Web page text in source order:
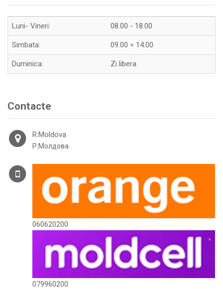
Luni- Vineri: 08.00 - 18.00
Simbata: 09.00 = 14.00
Duminica: Zi libera
Contacte
R.Moldova
Р.Молдова
060620200
079960200